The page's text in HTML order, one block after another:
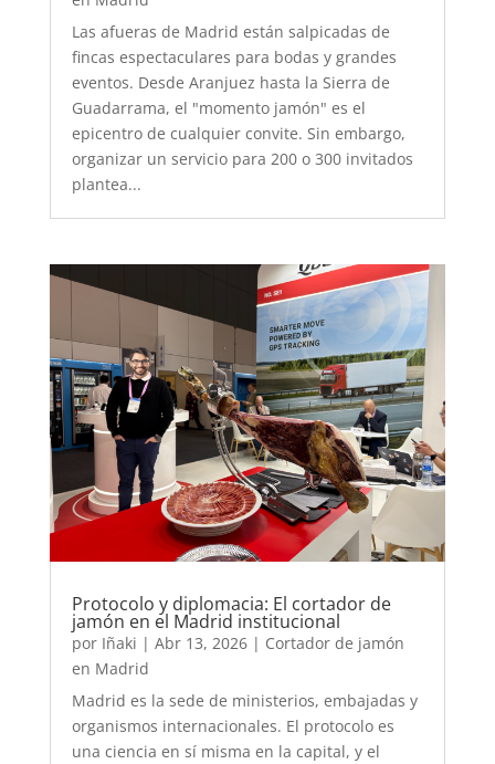
Las afueras de Madrid están salpicadas de
fincas espectaculares para bodas y grandes
eventos. Desde Aranjuez hasta la Sierra de
Guadarrama, el "momento jamón" es el
epicentro de cualquier convite. Sin embargo,
organizar un servicio para 200 o 300 invitados
plantea...
Protocolo y diplomacia: El cortador de
jamón en el Madrid institucional
por Iñaki | Abr 13, 2026| Cortador de jamón
en Madrid
Madrid es la sede de ministerios, embajadas y
organismos internacionales. El protocolo es
una ciencia en sí misma en la capital, y el